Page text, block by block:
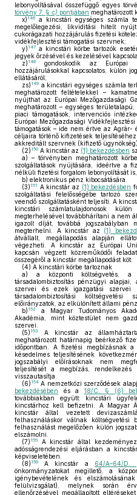
lebonyolításával összefüggő egyes
törvény 7. § c) pontjában meghatározott
x) 146
a kincstári egységes számla
megelőlegezési, likviditási hitelt
cukorágazati hozzájárulás fizetési
vidékfejlesztési támogatási szervnek;
y) 147 a kincstári körbe tartozók
jegyek őrzésével és kezelésével
z) 148
gondoskodik az Európai
hozzájárulásokkal kapcsolatos, külön
ellátásáról;
zs) 149 a kincstári egységes számla
meghatározott feltételekkel –
nyújthat az Európai Mezőgazdasági
meghatározott – egységes
piaci támogatások, intervenciós
Európai Mezőgazdasági
támogatások – ide nem értve az Agrár-
céljaira történő kifizetések
akkreditált szervnek (kifizető ügynökség).
(2) 150 A kincstár az (1) bekezdésben
a) – törvényben meghatározott
szolgáltatások nyújtására, ideértve a
nélküli fizetési forgalom lebonyolítását
b) elektronikus pénz kibocsátására.
(3) 151 A kincstár az (1) bekezdésben
szolgáltatási felelősségébe tartozó
veendő szolgáltatásként teljesíti. A
kincstári számlatulajdonosok
megterhelésével továbbhárítani a nem
igazolt díját, továbbá jogszabályban
megterhelni. A kincstár az (1)
átvállalt, megállapodás alapján
végezheti. A kincstár az Európai
kapcsán végzett közreműködői
összegéről a kincstár megállapodást köt.
(4) A kincstári körbe tartoznak
a) a központi költségvetés, a
társadalombiztosítás pénzügyi alapjai,
szervei és ezek igazgatási szervei
társadalombiztosítási
előirányzatok, az elkülönített állami
b) 152
a Magyar Tudományos
Akadémia, mint köztestület nem
szervei.
(5) 153
A kincstár az
meghatározott határnapig beérkező
időpontban. A fizetési megbízásnak
késedelmes teljesítésének
jogszabályi előírásoknak nem
teljesítését a megbízás, rendelkezés
visszautasítja.
(6) 154 A nemzetközi szerződések
bekezdésében és a 18/C. § (6)
továbbiakban együtt: kincstári
kincstárhoz kell befizetni. A Magyar
kincstár által vezetett
felhasználáskor válnak költségvetési
felhasználást megelőzően külön
elszámolni.
(7) 155
A kincstár által
adósságrendezési eljárásban a
képviseletében.
(8) 156 A kincstár a 64/A–64/D.
önkormányzatokat megillető, a
igénybevételének és
felülvizsgálat), melynek során
ellenőrzésével megállapított